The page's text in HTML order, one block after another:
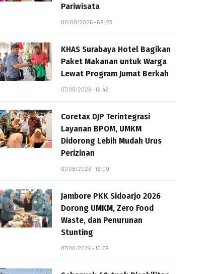
Pariwisata
08/08/2026 - 09:23
KHAS Surabaya Hotel Bagikan
Paket Makanan untuk Warga
Lewat Program Jumat Berkah
07/08/2026 - 16:46
Coretax DJP Terintegrasi
Layanan BPOM, UMKM
Didorong Lebih Mudah Urus
Perizinan
07/08/2026 - 16:09
Jambore PKK Sidoarjo 2026
Dorong UMKM, Zero Food
Waste, dan Penurunan
Stunting
07/08/2026 - 15:59